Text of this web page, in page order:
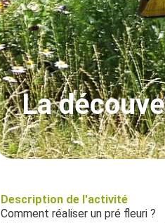
La
Description de l'activité
Comment réaliser un pré fleuri ?